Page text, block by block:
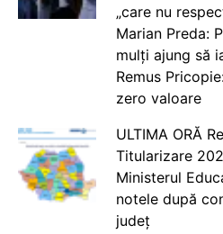
„care nu
Marian Preda:
mulți ajung să
Remus
zero valoare
ULTIMA ORĂ
Titularizare
Ministerul
notele după
județ